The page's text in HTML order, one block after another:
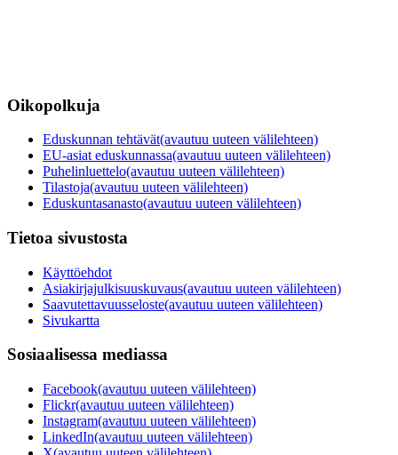
Oikopolkuja
Eduskunnan tehtävät(avautuu uuteen välilehteen)
EU-asiat eduskunnassa(avautuu uuteen välilehteen)
Puhelinluettelo(avautuu uuteen välilehteen)
Tilastoja(avautuu uuteen välilehteen)
Eduskuntasanasto(avautuu uuteen välilehteen)
Tietoa sivustosta
Käyttöehdot
Asiakirjajulkisuuskuvaus(avautuu uuteen välilehteen)
Saavutettavuusseloste(avautuu uuteen välilehteen)
Sivukartta
Sosiaalisessa mediassa
Facebook(avautuu uuteen välilehteen)
Flickr(avautuu uuteen välilehteen)
Instagram(avautuu uuteen välilehteen)
LinkedIn(avautuu uuteen välilehteen)